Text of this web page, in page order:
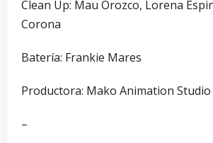
Clean Up: Mau Orozco, Lorena
Corona
Batería: Frankie Mares
Productora: Mako Animation Studio
–